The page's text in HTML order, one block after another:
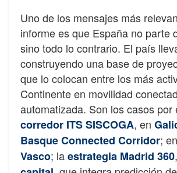
Uno de los mensajes más
informe es que España no parte
sino todo lo contrario. El país
construyendo una base de
que lo colocan entre los más
Continente en movilidad
automatizada. Son los casos por
corredor ITS SISCOGA, en
Basque Connected Corridor;
Vasco; laestrategia Madrid 360